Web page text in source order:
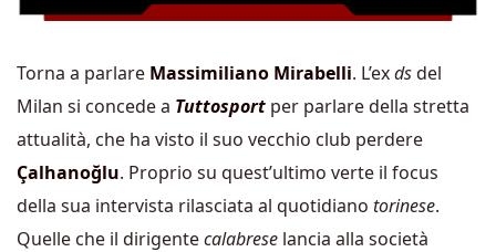
Torna a parlare Massimiliano Mirabelli. L’exdsdel
Milan si concede a Tuttosport per parlare della stretta
attualità, che ha visto il suo vecchio club perdere
Çalhanoğlu. Proprio su quest’ultimo verte il focus
della sua intervista rilasciata al quotidiano torinese.
Quelle che il dirigentecalabrese lancia alla società